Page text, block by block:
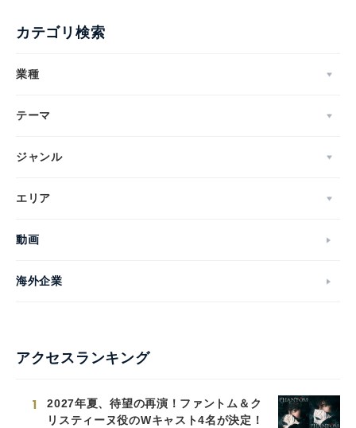
カテゴリ検索
業種
テーマ
ジャンル
エリア
動画
海外企業
アクセスランキング
1
2027年夏、待望の再演！ファントム＆ク
リスティーヌ役のWキャスト4名が決定！